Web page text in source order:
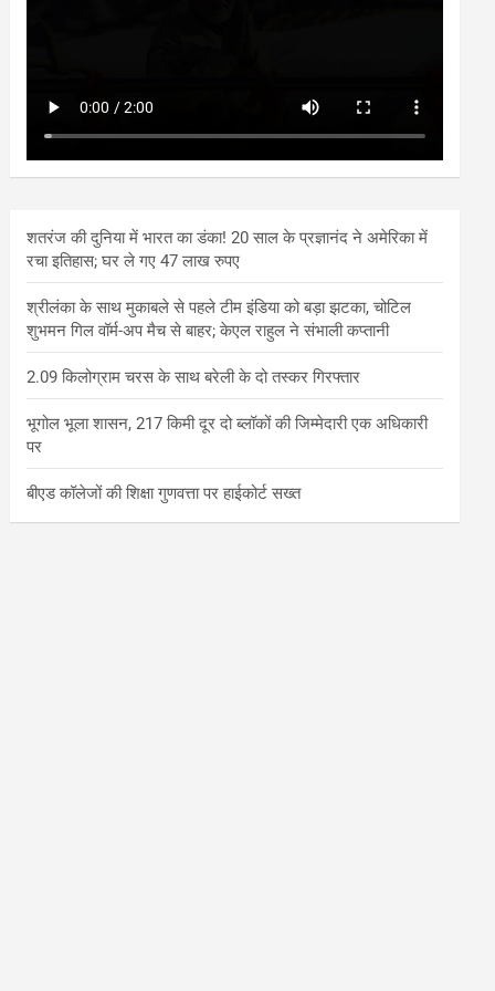
शतरंज की दुनिया में भारत का डंका! 20 साल के प्रज्ञानंद ने अमेरिका में
रचा इतिहास; घर ले गए 47 लाख रुपए
श्रीलंका के साथ मुकाबले से पहले टीम इंडिया को बड़ा झटका, चोटिल
शुभमन गिल वॉर्म-अप मैच से बाहर; केएल राहुल ने संभाली कप्तानी
2.09 किलोग्राम चरस के साथ बरेली के दो तस्कर गिरफ्तार
भूगोल भूला शासन, 217 किमी दूर दो ब्लॉकों की जिम्मेदारी एक अधिकारी
पर
बीएड कॉलेजों की शिक्षा गुणवत्ता पर हाईकोर्ट सख्त